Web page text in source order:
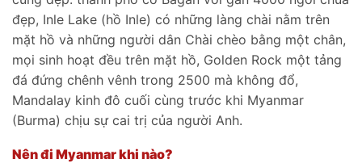
đẹp, Inle Lake (hồ Inle) có những làng chài nằm trên
mặt hồ và những người dân Chài chèo bằng một chân,
mọi sinh hoạt đều trên mặt hồ, Golden Rock một tảng
đá đứng chênh vênh trong 2500 mà không đổ,
Mandalay kinh đô cuối cùng trước khi Myanmar
(Burma) chịu sự cai trị của người Anh.
Nên đi Myanmar khi nào?